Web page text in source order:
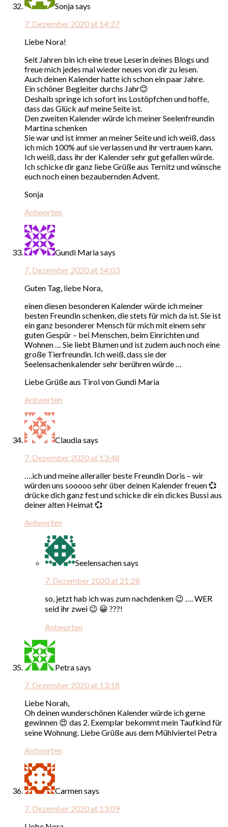
Sonjasays
7. Dezember 2020 at 14:27
Liebe Nora!
Seit Jahren bin ich eine treue Leserin deines Blogs und
freue mich jedes mal wieder neues von dir zu lesen.
Auch deinen Kalender hatte ich schon ein paar Jahre.
Ein schöner Begleiter durchs Jahr😊
Deshalb springe ich sofort ins Lostöpfchen und hoffe,
dass das Glück auf meine Seite ist.
Den zweiten Kalender würde ich meiner Seelenfreundin
Martina schenken
Sie war und ist immer an meiner Seite und ich weiß, dass
ich mich 100% auf sie verlassen und ihr vertrauen kann.
Ich weiß, dass ihr der Kalender sehr gut gefallen würde.
Ich schicke dir ganz liebe Grüße aus Ternitz und wünsche
euch noch einen bezaubernden Advent.
Sonja
Antworten
Gundi Mariasays
7. Dezember 2020 at 14:03
Guten Tag, liebe Nora,
einen diesen besonderen Kalender würde ich meiner
besten Freundin schenken, die stets für mich da ist. Sie ist
ein ganz besonderer Mensch für mich mit einem sehr
guten Gespür – bei Menschen, beim Einrichten und
Wohnen … Sie liebt Blumen und ist zudem auch noch eine
große Tierfreundin. Ich weiß, dass sie der
Seelensachenkalender sehr berühren würde …
Liebe Grüße aus Tirol von Gundi Maria
Antworten
Claudiasays
7. Dezember 2020 at 13:48
….ich und meine alleraller beste Freundin Doris – wir
würden uns sooooo sehr über deinen Kalender freuen 💞
drücke dich ganz fest und schicke dir ein dickes Bussi aus
deiner alten Heimat 💞
Antworten
Seelensachensays
7. Dezember 2020 at 21:28
so, jetzt hab ich was zum nachdenken 😉 …. WER
seid ihr zwei 😉 😀 ???!
Antworten
Petrasays
7. Dezember 2020 at 13:18
Liebe Norah,
Oh deinen wunderschönen Kalender würde ich gerne
gewinnen 😍 das 2. Exemplar bekommt mein Taufkind für
seine Wohnung. Liebe Grüße aus dem Mühlviertel Petra
Antworten
Carmensays
7. Dezember 2020 at 13:09